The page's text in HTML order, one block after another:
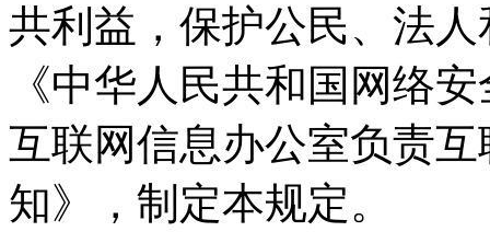
共利益，保护公民、法
《中华人民共和国网络
互联网信息办公室负责
知》，制定本规定。